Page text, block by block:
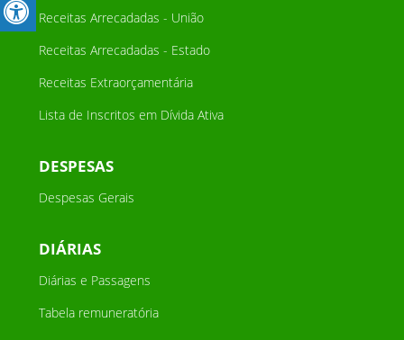
Receitas Arrecadadas - União
Receitas Arrecadadas - Estado
Receitas Extraorçamentária
Lista de Inscritos em Dívida Ativa
DESPESAS
Despesas Gerais
DIÁRIAS
Diárias e Passagens
Tabela remuneratória